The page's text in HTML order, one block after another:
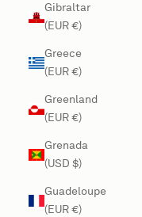
Gibraltar
(EUR €)
Greece
(EUR €)
Greenland
(EUR €)
Grenada
(USD $)
Guadeloupe
(EUR €)